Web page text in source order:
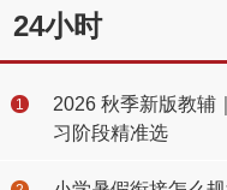
24小时
1
2026 秋季新版教辅
习阶段精准选